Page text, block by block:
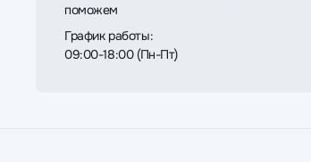
поможем
График работы:
09:00-18:00 (Пн-Пт)